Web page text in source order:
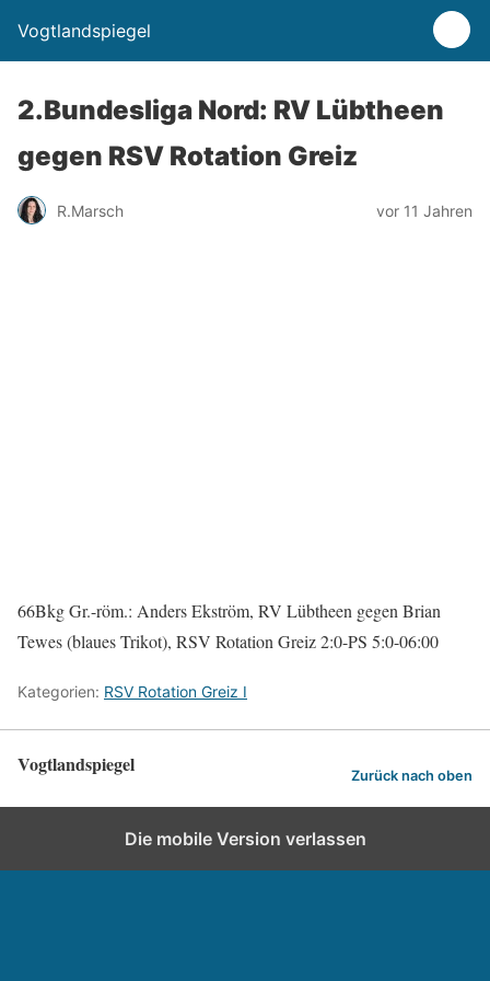
Vogtlandspiegel
2.Bundesliga Nord: RV Lübtheen
gegen RSV Rotation Greiz
R.Marsch vor 11 Jahren
66Bkg Gr.-röm.: Anders Ekström, RV Lübtheen gegen Brian
Tewes (blaues Trikot), RSV Rotation Greiz 2:0-PS 5:0-06:00
Kategorien: RSV Rotation Greiz I
Vogtlandspiegel Zurück nach oben
Die mobile Version verlassen